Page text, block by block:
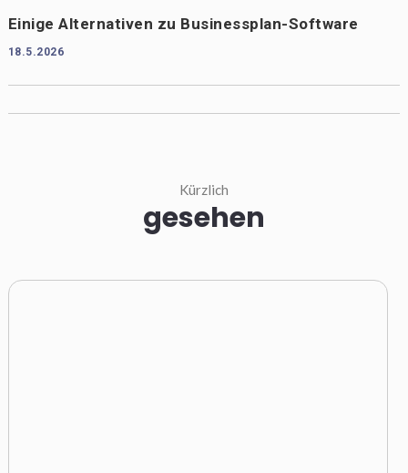
Einige Alternativen zu Businessplan-Software
18.5.2026
Kürzlich
gesehen